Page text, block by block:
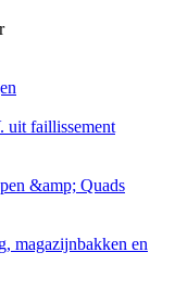
uit faillissement
&amp; Quads
magazijnbakken en